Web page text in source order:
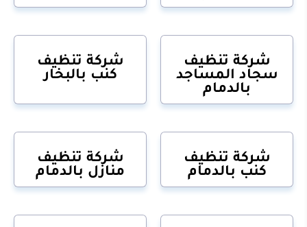
شركة تنظيف
سجاد المساجد
بالدمام
شركة تنظيف
كنب بالبخار
شركة تنظيف
كنب بالدمام
شركة تنظيف
منازل بالدمام